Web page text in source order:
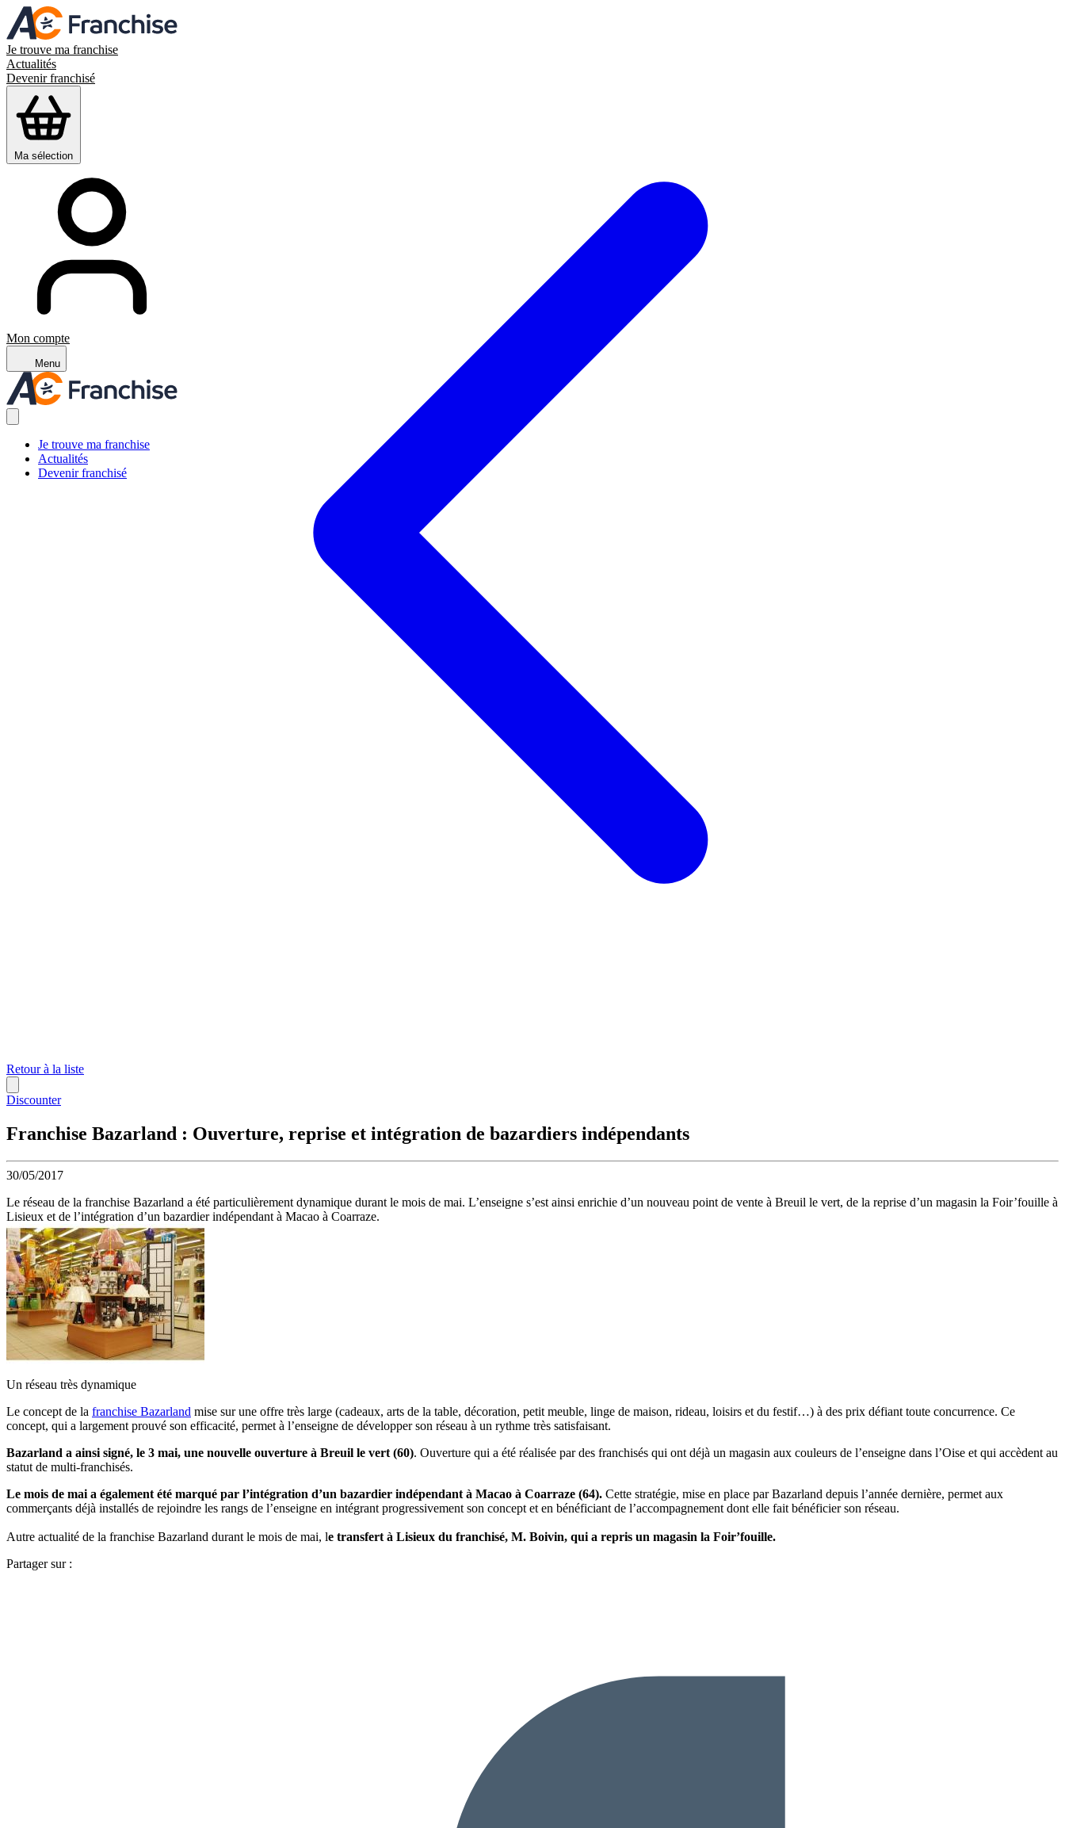
Je trouve ma franchise
Actualités
Devenir franchisé
Ma sélection
Mon compte
Menu
Je trouve ma franchise
Actualités
Devenir franchisé
Retour à la liste
Discounter
Franchise Bazarland : Ouverture, reprise et intégration de bazardiers indépendants
30/05/2017
Le réseau de la franchise Bazarland a été particulièrement dynamique durant le mois de mai. L’enseigne s’est ainsi enrichie d’un nouveau point de vente à Breuil le vert, de la reprise d’un magasin la Foir’fouille à
Lisieux et de l’intégration d’un bazardier indépendant à Macao à Coarraze.
Un réseau très dynamique
Le concept de la franchise Bazarland mise sur une offre très large (cadeaux, arts de la table, décoration, petit meuble, linge de maison, rideau, loisirs et du festif…) à des prix défiant toute concurrence. Ce
concept, qui a largement prouvé son efficacité, permet à l’enseigne de développer son réseau à un rythme très satisfaisant.
Bazarland a ainsi signé, le 3 mai, une nouvelle ouverture à Breuil le vert (60). Ouverture qui a été réalisée par des franchisés qui ont déjà un magasin aux couleurs de l’enseigne dans l’Oise et qui accèdent au
statut de multi-franchisés.
Le mois de mai a également été marqué par l’intégration d’un bazardier indépendant à Macao à Coarraze (64). Cette stratégie, mise en place par Bazarland depuis l’année dernière, permet aux
commerçants déjà installés de rejoindre les rangs de l’enseigne en intégrant progressivement son concept et en bénéficiant de l’accompagnement dont elle fait bénéficier son réseau.
Autre actualité de la franchise Bazarland durant le mois de mai, le transfert à Lisieux du franchisé, M. Boivin, qui a repris un magasin la Foir’fouille.
Partager sur :